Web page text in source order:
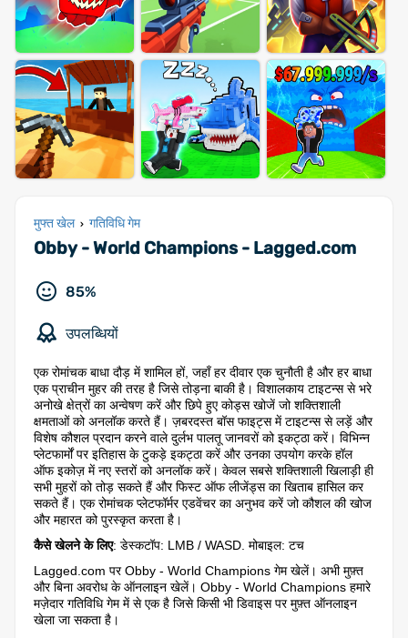
मुफ्त खेल › गतिविधि गेम
Obby - World Champions - Lagged.com
85%
उपलब्धियों
एक रोमांचक बाधा दौड़ में शामिल हों, जहाँ हर दीवार एक चुनौती है और हर बाधा
एक प्राचीन मुहर की तरह है जिसे तोड़ना बाकी है। विशालकाय टाइटन्स से भरे
अनोखे क्षेत्रों का अन्वेषण करें और छिपे हुए कोड्स खोजें जो शक्तिशाली
क्षमताओं को अनलॉक करते हैं। ज़बरदस्त बॉस फाइट्स में टाइटन्स से लड़ें और
विशेष कौशल प्रदान करने वाले दुर्लभ पालतू जानवरों को इकट्ठा करें। विभिन्न
प्लेटफार्मों पर इतिहास के टुकड़े इकट्ठा करें और उनका उपयोग करके हॉल
ऑफ इकोज़ में नए स्तरों को अनलॉक करें। केवल सबसे शक्तिशाली खिलाड़ी ही
सभी मुहरों को तोड़ सकते हैं और फिस्ट ऑफ लीजेंड्स का खिताब हासिल कर
सकते हैं। एक रोमांचक प्लेटफॉर्मर एडवेंचर का अनुभव करें जो कौशल की खोज
और महारत को पुरस्कृत करता है।
कैसे खेलने के लिए: डेस्कटॉप: LMB / WASD. मोबाइल: टच
Lagged.com पर Obby - World Champions गेम खेलें। अभी मुफ़्त
और बिना अवरोध के ऑनलाइन खेलें। Obby - World Champions हमारे
मज़ेदार गतिविधि गेम में से एक है जिसे किसी भी डिवाइस पर मुफ़्त ऑनलाइन
खेला जा सकता है।